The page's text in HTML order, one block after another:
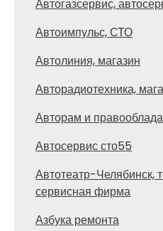
Автогазсервис,
Автоимпульс, СТО
Автолиния, магазин
Авторадиотехника,
Авторам и
Автосервис сто55
Автотеатр-Челябинск,
сервисная фирма
Азбука ремонта